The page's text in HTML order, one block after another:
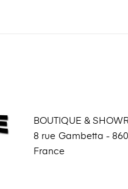
BOUTIQUE &
8 rue Gambetta -
France